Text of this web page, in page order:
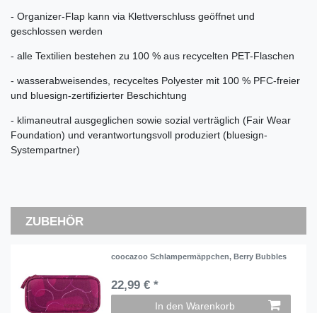
- Organizer-Flap kann via Klettverschluss geöffnet und
geschlossen werden
- alle Textilien bestehen zu 100 % aus recycelten PET-Flaschen
- wasserabweisendes, recyceltes Polyester mit 100 % PFC-freier
und bluesign-zertifizierter Beschichtung
- klimaneutral ausgeglichen sowie sozial verträglich (Fair Wear
Foundation) und verantwortungsvoll produziert (bluesign-
Systempartner)
ZUBEHÖR
coocazoo Schlampermäppchen, Berry Bubbles
22,99 € *
In den Warenkorb